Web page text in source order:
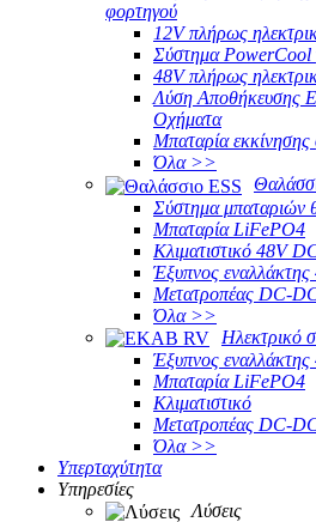
φορτηγού
12V πλήρως
Σύστημα PowerCool
48V πλήρως
Λύση Αποθήκευσης
Οχήματα
Μπαταρία
Όλα >>
Σύστημα μπαταριών
Μπαταρία LiFePO4
Κλιματιστικό 48V
Έξυπνος
Μετατροπέας DC-
Όλα >>
Ηλεκτρικό
Έξυπνος
Μπαταρία LiFePO4
Κλιματιστικό
Μετατροπέας DC-
Όλα >>
Υπερταχύτητα
Υπηρεσίες
Λύσεις